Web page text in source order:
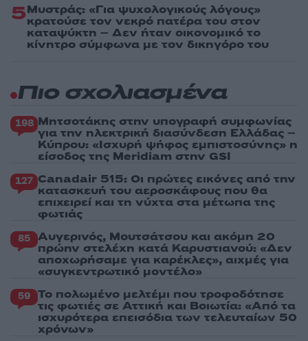
5Μυστράς: «Για ψυχολογικούς λόγους»
κρατούσε τον νεκρό πατέρα του στον
καταψύκτη – Δεν ήταν οικονομικό το
κίνητρο σύμφωνα με τον δικηγόρο του
Πιο σχολιασμένα
198 Μητσοτάκης στην υπογραφή συμφωνίας
για την ηλεκτρική διασύνδεση Ελλάδας –
Κύπρου: «Ισχυρή ψήφος εμπιστοσύνης» η
είσοδος της Meridiam στην GSI
127 Canadair 515: Οι πρώτες εικόνες από την
κατασκευή του αεροσκάφους που θα
επιχειρεί και τη νύχτα στα μέτωπα της
φωτιάς
85 Αυγερινός, Μουτσάτσου και ακόμη 20
πρώην στελέχη κατά Καρυστιανού: «Δεν
αποχωρήσαμε για καρέκλες», αιχμές για
«συγκεντρωτικό μοντέλο»
59 Το πολωμένο μελτέμι που τροφοδότησε
τις φωτιές σε Αττική και Βοιωτία: «Από τα
ισχυρότερα επεισόδια των τελευταίων 50
χρόνων»